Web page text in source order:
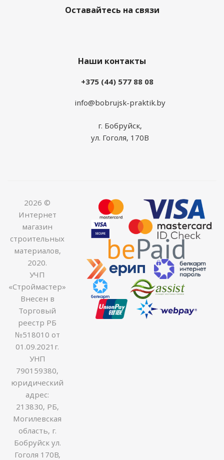
Оставайтесь на связи
Наши контакты
+375 (44) 577 88 08
info@bobrujsk-praktik.by
г. Бобруйск,
ул. Гоголя, 170В
2026 ©
Интернет
магазин
строительных
материалов,
2020.
УЧП
«Строймастер»
Внесен в
Торговый
реестр РБ
№518010 от
01.09.2021г.
УНП
790159380,
юридический
адрес:
213830, РБ,
Могилевская
область, г.
Бобруйск ул.
Гоголя 170В,